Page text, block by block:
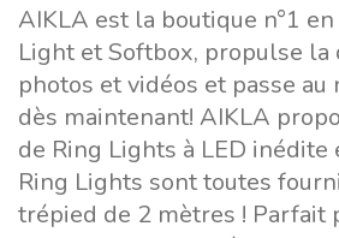
AIKLA est la boutique n°1
Light et Softbox, propulse la
photos et vidéos et passe au
dès maintenant! AIKLA
de Ring Lights à LED inédite
Ring Lights sont toutes
trépied de 2 mètres ! Parfait